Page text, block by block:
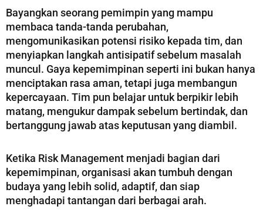
Bayangkan seorang pemimpin yang mampu
membaca tanda-tanda perubahan,
mengomunikasikan potensi risiko kepada tim, dan
menyiapkan langkah antisipatif sebelum masalah
muncul. Gaya kepemimpinan seperti ini bukan hanya
menciptakan rasa aman, tetapi juga membangun
kepercayaan. Tim pun belajar untuk berpikir lebih
matang, mengukur dampak sebelum bertindak, dan
bertanggung jawab atas keputusan yang diambil.
Ketika Risk Management menjadi bagian dari
kepemimpinan, organisasi akan tumbuh dengan
budaya yang lebih solid, adaptif, dan siap
menghadapi tantangan dari berbagai arah.